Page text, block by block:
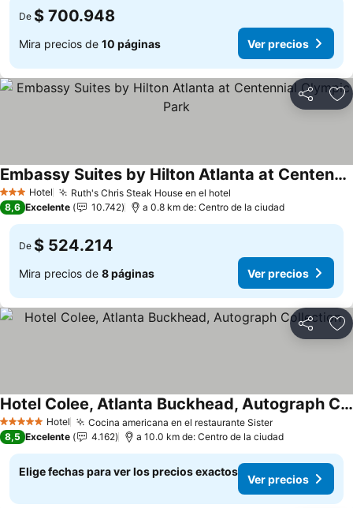
De $ 700.948
Mira precios de 10 páginas Ver precios
Compartir
3 Estrellas
Hotel Ruth's Chris Steak House en el hotel
Embassy Suites by Hilton Atlanta at Centennial Olympic Park
8,6 Excelente 10.742 a 0.8 km de: Centro de la ciudad
De $ 524.214
Mira precios de 8 páginas Ver precios
Compartir
5 Estrellas Hotel Cocina americana en el restaurante Sister
Hotel Colee, Atlanta Buckhead, Autograph Collection
8,5 Excelente 4.162 a 10.0 km de: Centro de la ciudad
Elige fechas para ver los precios exactos
Ver precios